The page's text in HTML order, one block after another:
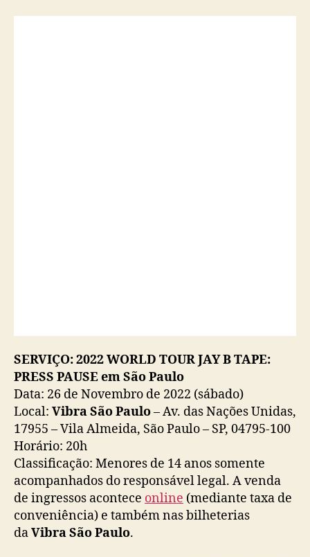
SERVIÇO: 2022 WORLD TOUR JAY B TAPE:
PRESS PAUSE em São Paulo
Data: 26 de Novembro de 2022 (sábado)
Local: Vibra São Paulo– Av. das Nações Unidas,
17955 – Vila Almeida, São Paulo – SP, 04795-100
Horário: 20h
Classificação: Menores de 14 anos somente
acompanhados do responsável legal. A venda
de ingressos acontece online (mediante taxa de
conveniência) e também nas bilheterias
daVibra São Paulo.